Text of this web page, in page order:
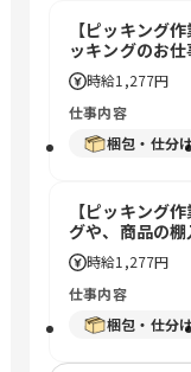
【ピッキング
ッキングのお仕
時給1,277円
仕事内容
梱包・仕分け
【ピッキング
グや、商品の
時給1,277円
仕事内容
梱包・仕分け